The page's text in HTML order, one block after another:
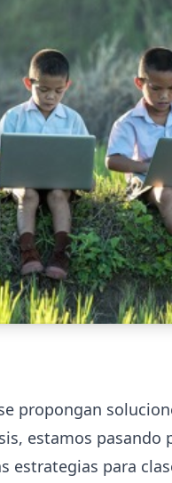
propongan
estamos
estrategias para